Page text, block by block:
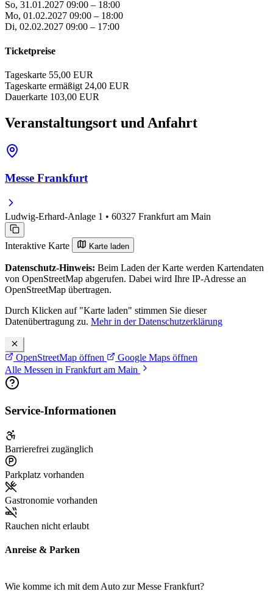
So, 31.01.2027 09:00 – 18:00
Mo, 01.02.2027 09:00 – 18:00
Di, 02.02.2027 09:00 – 17:00
Ticketpreise
Tageskarte 55,00 EUR
Tageskarte ermäßigt 24,00 EUR
Dauerkarte 103,00 EUR
Veranstaltungsort und Anfahrt
Messe Frankfurt
Ludwig-Erhard-Anlage 1 • 60327 Frankfurt am Main
Interaktive Karte Karte laden
Datenschutz-Hinweis: Beim Laden der Karte werden Kartendaten
von OpenStreetMap abgerufen. Dabei wird Ihre IP-Adresse an
OpenStreetMap übertragen.
Durch Klicken auf "Karte laden" stimmen Sie dieser
Datenübertragung zu. Mehr in der Datenschutzerklärung
OpenStreetMap öffnen
Google Maps öffnen
Alle Messen in Frankfurt am Main
Service-Informationen
Barrierefrei zugänglich
Parkplatz vorhanden
Gastronomie vorhanden
Rauchen nicht erlaubt
Anreise & Parken
Wie komme ich mit dem Auto zur Messe Frankfurt?